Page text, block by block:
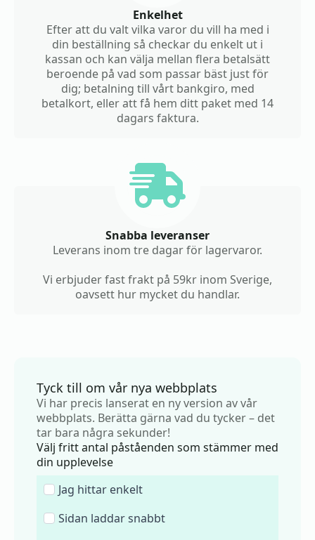
Enkelhet
Efter att du valt vilka varor du vill ha med i
din beställning så checkar du enkelt ut i
kassan och kan välja mellan flera betalsätt
beroende på vad som passar bäst just för
dig; betalning till vårt bankgiro, med
betalkort, eller att få hem ditt paket med 14
dagars faktura.
Snabba leveranser
Leverans inom tre dagar för lagervaror.
Vi erbjuder fast frakt på 59kr inom Sverige,
oavsett hur mycket du handlar.
Tyck till om vår nya webbplats
Vi har precis lanserat en ny version av vår
webbplats. Berätta gärna vad du tycker – det
tar bara några sekunder!
Välj fritt antal påståenden som stämmer med
din upplevelse
Jag hittar enkelt
Sidan laddar snabbt